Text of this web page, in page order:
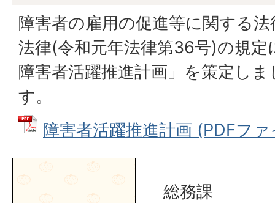
障害者の雇用の促進等に関する
法律(令和元年法律第36号)の規定
障害者活躍推進計画」を策定し
す。
障害者活躍推進計画 (PDFフ
総務課